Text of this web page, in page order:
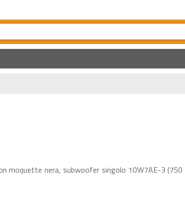
moquette nera, subwoofer singolo 10W7AE-3